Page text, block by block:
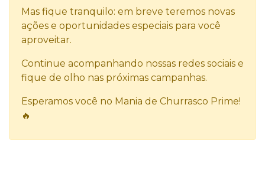
Mas fique tranquilo: em breve teremos novas
ações e oportunidades especiais para você
aproveitar.
Continue acompanhando nossas redes sociais e
fique de olho nas próximas campanhas.
Esperamos você no Mania de Churrasco Prime!
🔥